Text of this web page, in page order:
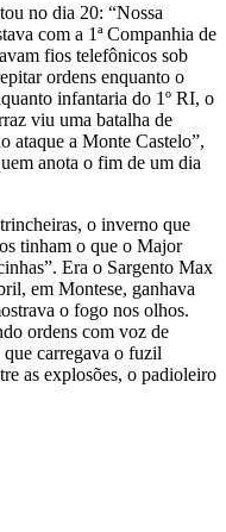
no dia 20: “Nossa
com a 1ª Companhia de
fios telefônicos sob
ordens enquanto o
infantaria do 1º RI, o
viu uma batalha de
ataque a Monte Castelo”,
anota o fim de um dia
o inverno que
tinham o que o Major
Era o Sargento Max
em Montese, ganhava
o fogo nos olhos.
ordens com voz de
carregava o fuzil
as explosões, o padioleiro